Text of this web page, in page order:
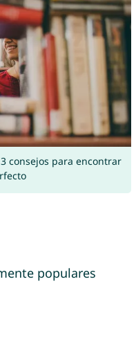
consejos para encontrar
populares